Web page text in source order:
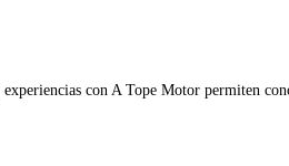
con A Tope Motor permiten